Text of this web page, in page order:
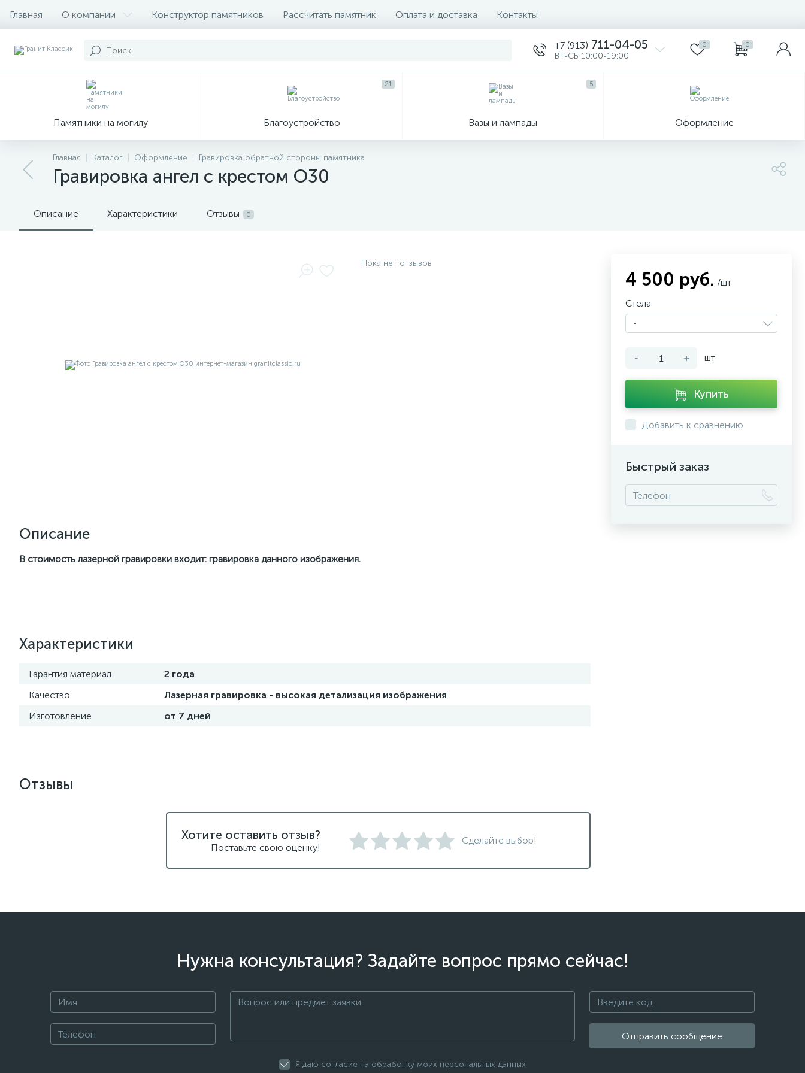
Главная О компании Конструктор памятников Рассчитать памятник Оплата и доставка Контакты
+7 (913) 711-04-05
ВТ-СБ 10:00-19:00
0 0
Памятники на могилу Благоустройство
21
Вазы и лампады
5
Оформление
Главная Каталог Оформление Гравировка обратной стороны памятника
Гравировка ангел с крестом О30
Описание Характеристики Отзывы 0
Пока нет отзывов
Описание
В стоимость лазерной гравировки входит: гравировка данного изображения.
Характеристики
Гарантия материал
2 года
Качество
Лазерная гравировка - высокая детализация изображения
Изготовление
от 7 дней
4 500 руб. /шт
Стела
-
- + шт
Купить
Добавить к сравнению
Быстрый заказ
Отзывы
Хотите оставить отзыв?
Поставьте свою оценку!
Сделайте выбор!
Нужна консультация? Задайте вопрос прямо сейчас!
Отправить сообщение
Я даю согласие на обработку моих персональных данных